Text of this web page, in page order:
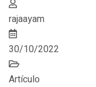
rajaayam
30/10/2022
Artículo